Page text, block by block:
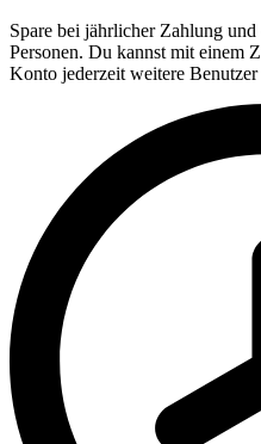
Spare bei jährlicher Zahlung
Personen. Du kannst mit einem
Konto jederzeit weitere